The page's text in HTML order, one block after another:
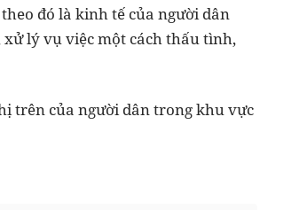
đó là kinh tế của người dân
lý vụ việc một cách thấu tình,
trên của người dân trong khu vực